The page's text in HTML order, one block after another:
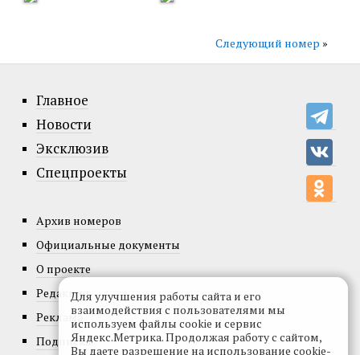
Следующий номер »
Главное
Новости
Эксклюзив
Спецпроекты
Архив номеров
Официальные документы
О проекте
Редакция
Реклама
Подписка
Для улучшения работы сайта и его
взаимодействия с пользователями мы
используем файлы cookie и сервис
Яндекс.Метрика. Продолжая работу с сайтом,
Вы даете разрешение на использование cookie-